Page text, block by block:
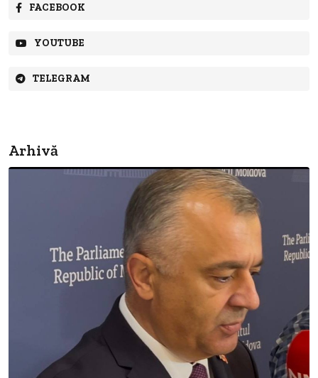
FACEBOOK
YOUTUBE
TELEGRAM
Arhivă